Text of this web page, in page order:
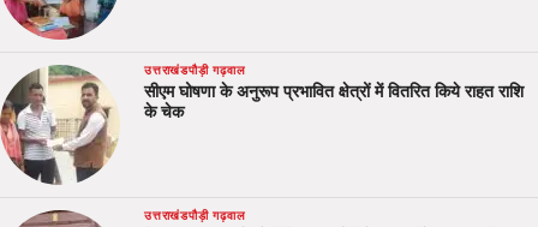
उत्तराखंडपौड़ी गढ़वाल
सीएम घोषणा के अनुरूप प्रभावित क्षेत्रों में वितरित किये राहत राशि
के चेक
उत्तराखंडपौड़ी गढ़वाल